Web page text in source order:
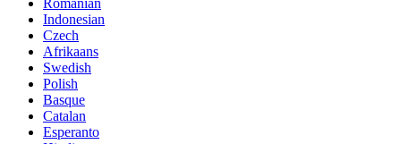
Romanian
Indonesian
Czech
Afrikaans
Swedish
Polish
Basque
Catalan
Esperanto